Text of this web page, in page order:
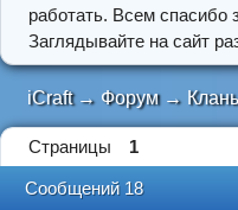
работать. Всем спасибо
Заглядывайте на сайт
iCraft → Форум →
Страницы 1
Сообщений 18